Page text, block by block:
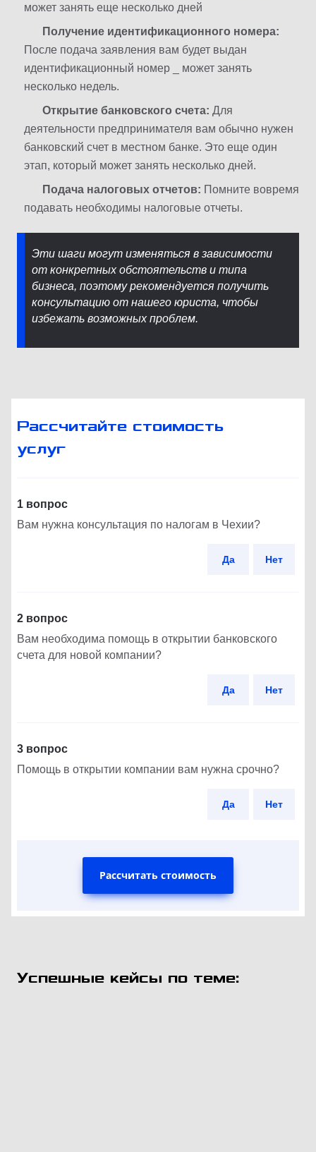
может занять еще несколько дней
Получение идентификационного номера:
После подача заявления вам будет выдан
идентификационный номер _ может занять
несколько недель.
Открытие банковского счета: Для
деятельности предпринимателя вам обычно нужен
банковский счет в местном банке. Это еще один
этап, который может занять несколько дней.
Подача налоговых отчетов: Помните вовремя
подавать необходимы налоговые отчеты.
Эти шаги могут изменяться в зависимости
от конкретных обстоятельств и типа
бизнеса, поэтому рекомендуется получить
консультацию от нашего юриста, чтобы
избежать возможных проблем.
Рассчитайте стоимость
услуг
1 вопрос
Вам нужна консультация по налогам в Чехии?
Да Нет
2 вопрос
Вам необходима помощь в открытии банковского
счета для новой компании?
Да Нет
3 вопрос
Помощь в открытии компании вам нужна срочно?
Да Нет
Рассчитать стоимость
Успешные кейсы по теме: